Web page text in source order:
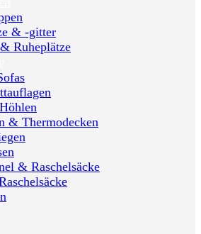
& -gitter
Ruheplätze
& Thermodecken
& Raschelsäcke